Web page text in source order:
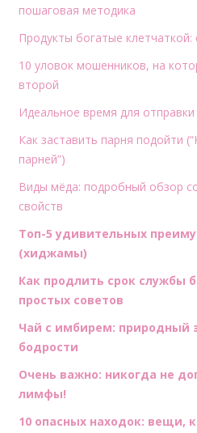
пошаговая методика
Продукты богатые клетчаткой:
10 уловок мошенников, на
второй
Идеальное время для
Как заставить парня подойти
парней”)
Виды мёда: подробный обзор
свойств
Топ-5 удивительных
(хиджамы)
Как продлить срок службы
простых советов
Чай с имбирем: природный
бодрости
Очень важно: никогда не
лимфы!
10 опасных находок: вещи,